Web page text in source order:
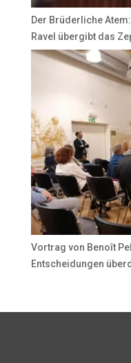
Der Brüderliche
Ravel übergibt das
Vortrag von Benoît
Entscheidungen